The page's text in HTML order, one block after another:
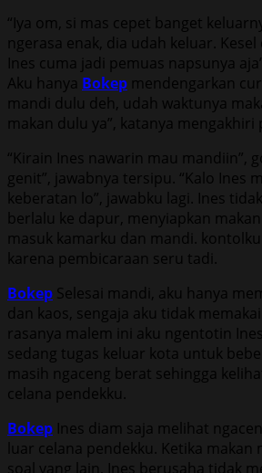
“Iya om, si mas cepet banget
ngerasa enak, dia udah keluar. Kesel
Ines cuma jadi pemuas napsunya
Aku hanya Bokep mendengarkan
mandi dulu deh, udah waktunya
makan dulu ya”, katanya
“Kirain Ines nawarin mau mandiin”,
genit”, jawabnya tersipu. “Kalo Ines
keberatan lo”, jawabku lagi. Ines
berlalu ke dapur, menyiapkan
masuk kamarku dan mandi.
karena pembicaraan seru tadi.
Bokep Selesai mandi, aku hanya
dan kaos, sengaja aku tidak
rasanya malem ini aku ngentotin
sedang tugas keluar kota untuk
masih ngaceng berat sehingga
celana pendekku.
Bokep Ines diam saja melihat
luar celana pendekku. Ketika makan
soal yang lain, Ines berusaha tidak